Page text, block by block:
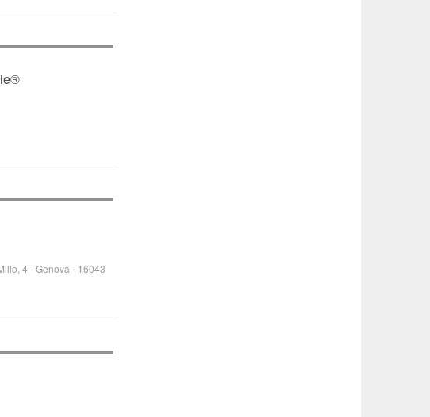
4 - Genova - 16043